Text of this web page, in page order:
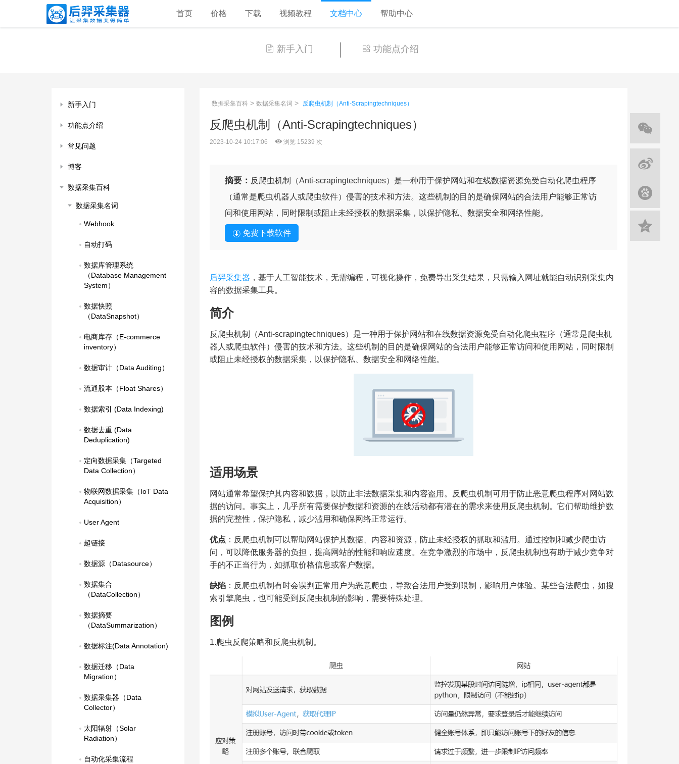
首页 价格 下载 视频教程 文档中心 帮助中心
新手入门 功能点介绍
新手入门
功能点介绍
常见问题
博客
数据采集百科
数据采集名词
Webhook
自动打码
数据库管理系统
（Database Management
System）
数据快照
（DataSnapshot）
电商库存（E-commerce
inventory）
数据审计（Data Auditing）
流通股本（Float Shares）
数据索引 (Data Indexing)
数据去重 (Data
Deduplication)
定向数据采集（Targeted
Data Collection）
物联网数据采集（IoT Data
Acquisition）
User Agent
超链接
数据源（Datasource）
数据集合
（DataCollection）
数据摘要
（DataSummarization）
数据标注(Data Annotation)
数据迁移（Data
Migration）
数据采集器（Data
Collector）
太阳辐射（Solar
Radiation）
自动化采集流程
数据采集百科 > 数据采集名词 > 反爬虫机制（Anti-Scrapingtechniques）
反爬虫机制（Anti-Scrapingtechniques）
2023-10-24 10:17:06 浏览 15239 次
摘要： 反爬虫机制（Anti-scrapingtechniques）是一种用于保护网站和在线数据资源免受自动化爬虫程序
（通常是爬虫机器人或爬虫软件）侵害的技术和方法。这些机制的目的是确保网站的合法用户能够正常访
问和使用网站，同时限制或阻止未经授权的数据采集，以保护隐私、数据安全和网络性能。
免费下载软件
后羿采集器 ，基于人工智能技术，无需编程，可视化操作，免费导出采集结果，只需输入网址就能自动识别采集内
容的数据采集工具。
简介
反爬虫机制（Anti-scrapingtechniques）是一种用于保护网站和在线数据资源免受自动化爬虫程序（通常是爬虫机
器人或爬虫软件）侵害的技术和方法。这些机制的目的是确保网站的合法用户能够正常访问和使用网站，同时限制
或阻止未经授权的数据采集，以保护隐私、数据安全和网络性能。
适用场景
网站通常希望保护其内容和数据，以防止非法数据采集和内容盗用。反爬虫机制可用于防止恶意爬虫程序对网站数
据的访问。事实上，几乎所有需要保护数据和资源的在线活动都有潜在的需求来使用反爬虫机制。它们帮助维护数
据的完整性，保护隐私，减少滥用和确保网络正常运行。
优点 ：反爬虫机制可以帮助网站保护其数据、内容和资源，防止未经授权的抓取和滥用。通过控制和减少爬虫访
问，可以降低服务器的负担，提高网站的性能和响应速度。在竞争激烈的市场中，反爬虫机制也有助于减少竞争对
手的不正当行为，如抓取价格信息或客户数据。
缺陷：反爬虫机制有时会误判正常用户为恶意爬虫，导致合法用户受到限制，影响用户体验。某些合法爬虫，如搜
索引擎爬虫，也可能受到反爬虫机制的影响，需要特殊处理。
图例
1.爬虫反爬策略和反爬虫机制。